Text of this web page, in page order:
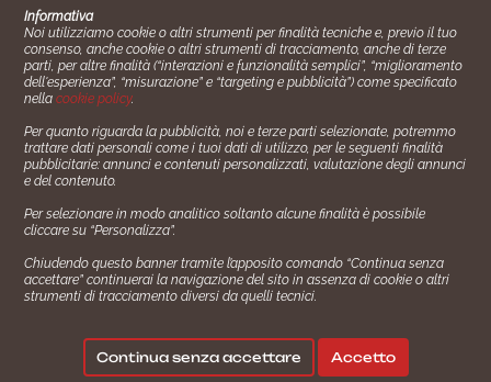
Cucinare.it è un marchio commerciale di Impiego24.it s.r.l.
copyright 2014 - 2024 P.IVA: 03406490130
Azienda certiﬁcata ISO 27001 numero: SNR 73140386/89/I
- Azienda certiﬁcata ISO 9001 numero: SNR
Gestione consensi e categorie merceologiche marketing
Seguici su:
Informativa
Noi utilizziamo cookie o altri strumenti per finalità tecniche e, previo il tuo
consenso, anche cookie o altri strumenti di tracciamento, anche di terze
parti, per altre finalità (“interazioni e funzionalità semplici”, “miglioramento
dell'esperienza”, “misurazione” e “targeting e pubblicità”) come specificato
nellacookie policy.
Per quanto riguarda la pubblicità, noi e terze parti selezionate, potremmo
trattare dati personali come i tuoi dati di utilizzo, per le seguenti finalità
pubblicitarie: annunci e contenuti personalizzati, valutazione degli annunci
e del contenuto.
Per selezionare in modo analitico soltanto alcune finalità è possibile
cliccare su “Personalizza”.
Chiudendo questo banner tramite l’apposito comando “Continua senza
accettare” continuerai la navigazione del sito in assenza di cookie o altri
strumenti di tracciamento diversi da quelli tecnici.
Continua senza accettare Accetto